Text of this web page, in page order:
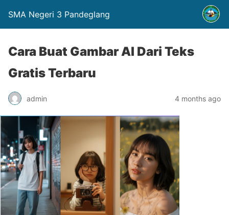
SMA Negeri 3 Pandeglang
Cara Buat Gambar AI Dari Teks
Gratis Terbaru
admin 4 months ago